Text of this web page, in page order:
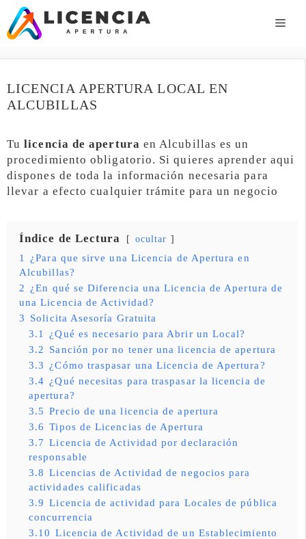
Saltar
contenido
LICENCIA APERTURA LOCAL EN
ALCUBILLAS
Tulicencia de apertura en Alcubillas es un
procedimiento obligatorio. Si quieres aprender aqui
dispones de toda la información necesaria para
llevar a efecto cualquier trámite para un negocio
Índice de Lectura ocultar
1
¿Para que sirve una Licencia de Apertura en
Alcubillas?
2 ¿En qué se Diferencia una Licencia de Apertura de
una Licencia de Actividad?
3 Solicita Asesoría Gratuita
3.1
¿Qué es necesario para Abrir un Local?
3.2 Sanción por no tener una licencia de apertura
3.3 ¿Cómo traspasar una Licencia de Apertura?
3.4 ¿Qué necesitas para traspasar la licencia de
apertura?
3.5 Precio de una licencia de apertura
3.6 Tipos de Licencias de Apertura
3.7 Licencia de Actividad por declaración
responsable
3.8 Licencias de Actividad de negocios para
actividades calificadas
3.9 Licencia de actividad para Locales de pública
concurrencia
3.10 Licencia de Actividad de un Establecimiento